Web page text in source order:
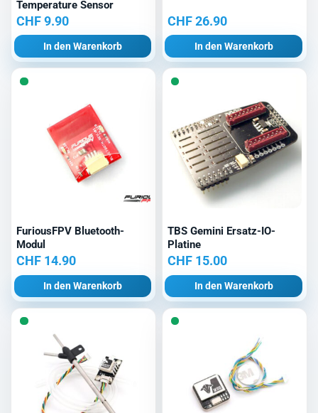
Temperature Sensor
CHF9.90
In den Warenkorb
CHF26.90
In den Warenkorb
FuriousFPV Bluetooth-
Modul
CHF 14.90
In den Warenkorb
TBS Gemini Ersatz-IO-
Platine
CHF15.00
In den Warenkorb